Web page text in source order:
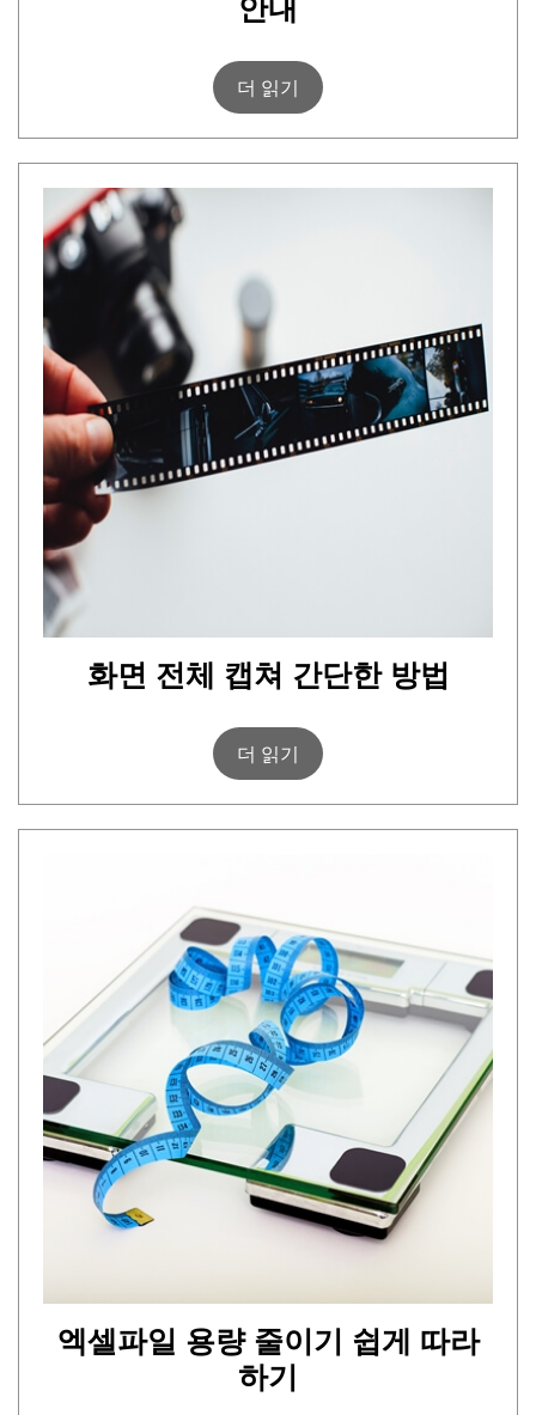
더 읽기
화면 전체 캡쳐 간단한 방법
더 읽기
엑셀파일 용량 줄이기 쉽게 따라
하기